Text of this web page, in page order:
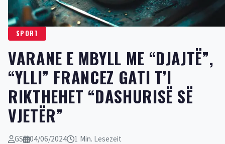
SPORT
VARANE E MBYLL ME “DJAJTË”,
“YLLI” FRANCEZ GATI T’I
RIKTHEHET “DASHURISË SË
VJETËR”
GS 04/06/2024 1 Min. Lesezeit